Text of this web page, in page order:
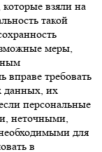
взяли на
такой
меры,
вправе требовать
данных, их
персональные
неточными,
для
в